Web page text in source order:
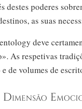
destes poderes
as suas
deve
As respetivas
de volumes de
Dimensão